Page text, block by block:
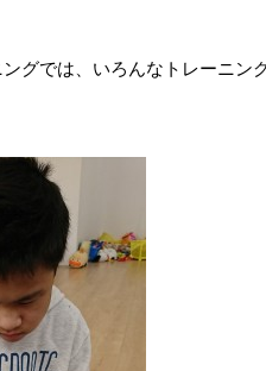
グでは、いろんなトレーニン